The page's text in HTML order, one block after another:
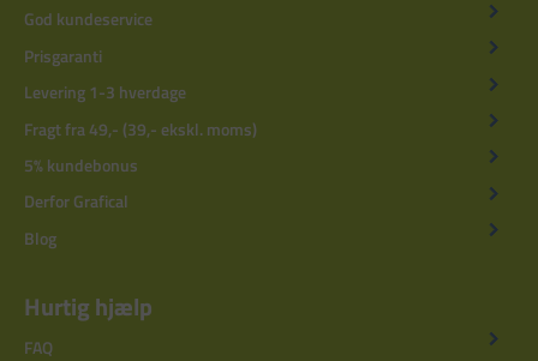
God kundeservice
Prisgaranti
Levering 1-3 hverdage
Fragt fra 49,- (39,- ekskl. moms)
5% kundebonus
Derfor Grafical
Blog
Hurtig hjælp
FAQ